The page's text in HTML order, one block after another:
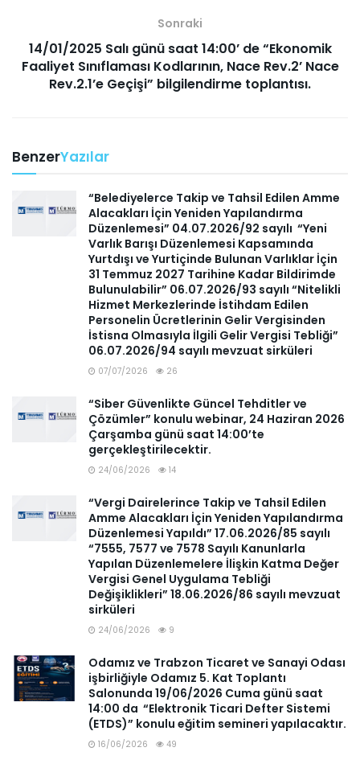
Sonraki
14/01/2025 Salı günü saat 14:00’ de “Ekonomik
Faaliyet Sınıflaması Kodlarının, Nace Rev.2’ Nace
Rev.2.1’e Geçişi” bilgilendirme toplantısı.
BenzerYazılar
“Belediyelerce Takip ve Tahsil Edilen Amme
Alacakları İçin Yeniden Yapılandırma
Düzenlemesi” 04.07.2026/92 sayılı “Yeni
Varlık Barışı Düzenlemesi Kapsamında
Yurtdışı ve Yurtiçinde Bulunan Varlıklar İçin
31 Temmuz 2027 Tarihine Kadar Bildirimde
Bulunulabilir” 06.07.2026/93 sayılı “Nitelikli
Hizmet Merkezlerinde İstihdam Edilen
Personelin Ücretlerinin Gelir Vergisinden
İstisna Olmasıyla İlgili Gelir Vergisi Tebliği”
06.07.2026/94 sayılı mevzuat sirküleri
07/07/2026 26
“Siber Güvenlikte Güncel Tehditler ve
Çözümler” konulu webinar, 24 Haziran 2026
Çarşamba günü saat 14:00’te
gerçekleştirilecektir.
24/06/2026 14
“Vergi Dairelerince Takip ve Tahsil Edilen
Amme Alacakları İçin Yeniden Yapılandırma
Düzenlemesi Yapıldı” 17.06.2026/85 sayılı
“7555, 7577 ve 7578 Sayılı Kanunlarla
Yapılan Düzenlemelere İlişkin Katma Değer
Vergisi Genel Uygulama Tebliği
Değişiklikleri” 18.06.2026/86 sayılı mevzuat
sirküleri
24/06/2026 9
Odamız ve Trabzon Ticaret ve Sanayi Odası
işbirliğiyle Odamız 5. Kat Toplantı
Salonunda 19/06/2026 Cuma günü saat
14:00 da “Elektronik Ticari Defter Sistemi
(ETDS)” konulu eğitim semineri yapılacaktır.
16/06/2026 49